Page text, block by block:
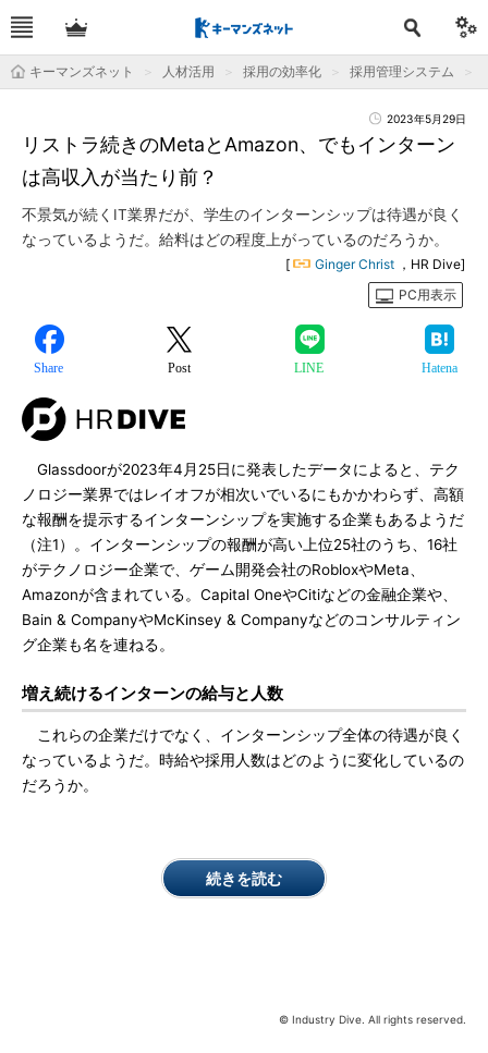
キーマンズネット 人材活用 採用の効率化 採用管理システム
2023年5月29日
リストラ続きのMetaとAmazon、でもインターン
は高収入が当たり前？
不景気が続くIT業界だが、学生のインターンシップは待遇が良く
なっているようだ。給料はどの程度上がっているのだろうか。
[ Ginger Christ ，HR Dive]
PC用表示
Share Post LINE Hatena
Glassdoorが2023年4月25日に発表したデータによると、テク
ノロジー業界ではレイオフが相次いでいるにもかかわらず、高額
な報酬を提示するインターンシップを実施する企業もあるようだ
（注1）。インターンシップの報酬が高い上位25社のうち、16社
がテクノロジー企業で、ゲーム開発会社のRobloxやMeta、
Amazonが含まれている。Capital OneやCitiなどの金融企業や、
Bain & CompanyやMcKinsey & Companyなどのコンサルティン
グ企業も名を連ねる。
増え続けるインターンの給与と人数
これらの企業だけでなく、インターンシップ全体の待遇が良く
なっているようだ。時給や採用人数はどのように変化しているの
だろうか。
続きを読む
© Industry Dive. All rights reserved.